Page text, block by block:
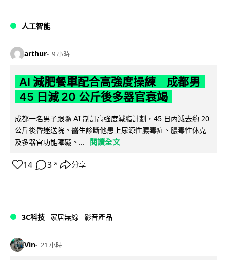
人工智能
arthur 9 小時
AI 減肥餐單配合高強度操練 成都男
45 日減 20 公斤後多器官衰竭
成都一名男子跟隨 AI 制訂高強度減脂計劃，45 日內減去約 20
公斤後昏迷送院。醫生診斷他患上尿源性膿毒症、膿毒性休克
及多器官功能障礙。...
閱讀全文
14 3 ↗ 分享
3C科技 家居無線 影音產品
Vin 21 小時